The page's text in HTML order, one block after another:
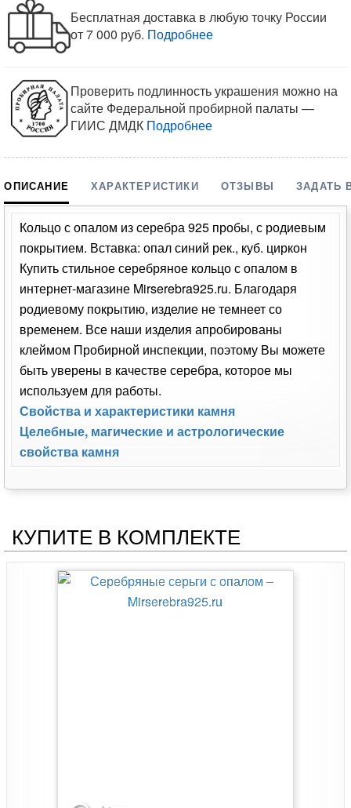
Бесплатная доставка в любую точку России
от 7 000 руб. Подробнее
Проверить подлинность украшения можно на
сайте Федеральной пробирной палаты —
ГИИС ДМДК Подробнее
ОПИСАНИЕ ХАРАКТЕРИСТИКИ ОТЗЫВЫ ЗАДАТЬ
Кольцо с опалом из серебра 925 пробы, с родиевым
покрытием. Вставка: опал синий рек., куб. циркон
Купить стильное серебряное кольцо с опалом в
интернет-магазине Mirserebra925.ru. Благодаря
родиевому покрытию, изделие не темнеет со
временем. Все наши изделия апробированы
клеймом Пробирной инспекции, поэтому Вы можете
быть уверены в качестве серебра, которое мы
используем для работы.
Свойства и характеристики камня
Целебные, магические и астрологические
свойства камня
КУПИТЕ В КОМПЛЕКТЕ